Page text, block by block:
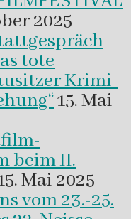
2025
tote
Krimi-
15. Mai
beim II.
Mai 2025
vom 23.-25.